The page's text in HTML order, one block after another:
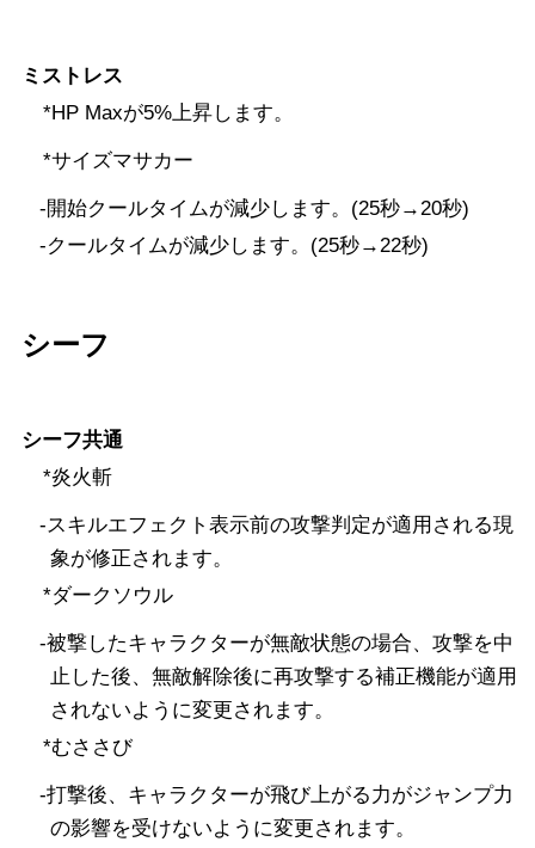
ミストレス
*HP Maxが5%上昇します。
*サイズマサカー
-開始クールタイムが減少します。(25秒→20秒)
-クールタイムが減少します。(25秒→22秒)
シーフ
シーフ共通
*炎火斬
-スキルエフェクト表示前の攻撃判定が適用される現
象が修正されます。
*ダークソウル
-被撃したキャラクターが無敵状態の場合、攻撃を中
止した後、無敵解除後に再攻撃する補正機能が適用
されないように変更されます。
*むささび
-打撃後、キャラクターが飛び上がる力がジャンプ力
の影響を受けないように変更されます。